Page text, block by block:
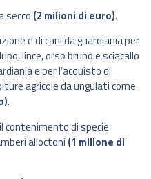
secco (2 milioni di euro).
e di cani da guardiania per
lince, orso bruno e sciacallo
e per l’acquisto di
agricole da ungulati come
.
contenimento di specie
alloctoni (1 milione di